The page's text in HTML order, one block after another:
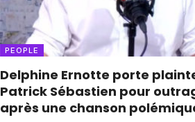
PEOPLE
Delphine Ernotte porte
Patrick Sébastien pour
après une chanson